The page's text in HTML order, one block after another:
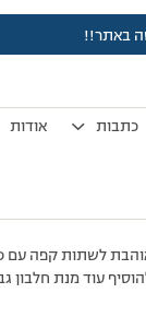
באתר!!
כתבות אודות
בישראל יש לי חלב 1% (בשונה מפה)
עוד מנת חלבון